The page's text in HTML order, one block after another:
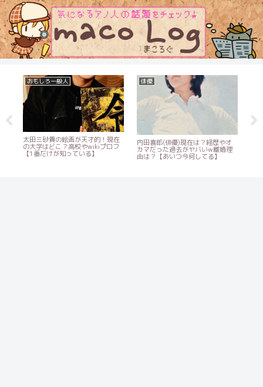
おもしろ一般人
太田三砂貴の絵画が天才的！現在
の大学はどこ？高校やwikiプロフ
【1番だけが知っている】
俳優
内田喜郎(俳優)現在は？経歴やオ
カマだった過去がヤバいw離婚理
由は？【あいつ今何してる】